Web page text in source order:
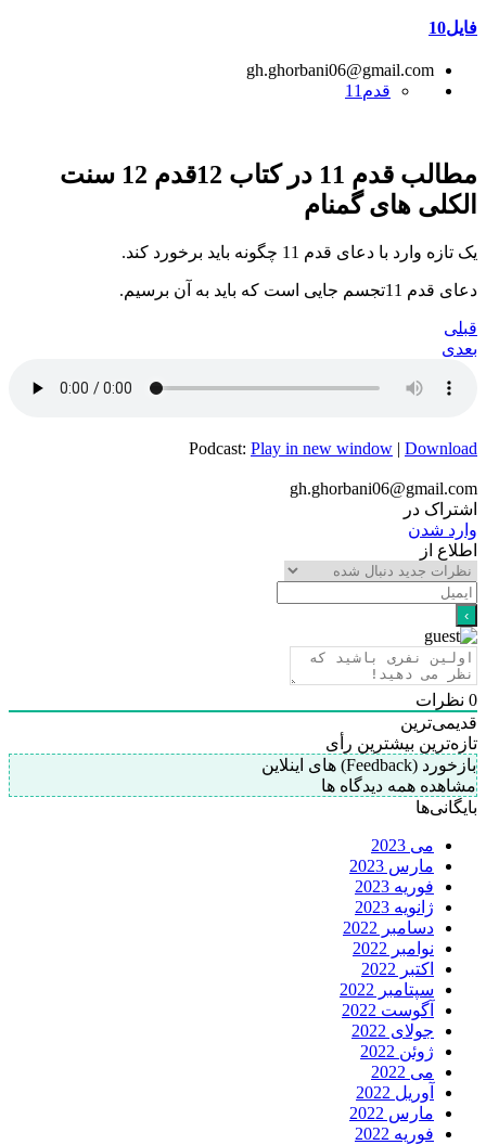
فایل10
gh.ghorbani06@gmail.com
قدم11
مطالب قدم 11 در کتاب 12قدم 12 سنت
الکلی های گمنام
یک تازه وارد با دعای قدم 11 چگونه باید برخورد کند.
دعای قدم 11تجسم جایی است که باید به آن برسیم.
قبلی
بعدی
Podcast: Play in new window | Download
gh.ghorbani06@gmail.com
اشتراک در
وارد شدن
اطلاع از
0 نظرات
قدیمی‌ترین
تازه‌ترین بیشترین رأی
بازخورد (Feedback) های اینلاین
مشاهده همه دیدگاه ها
بایگانی‌ها
می 2023
مارس 2023
فوریه 2023
ژانویه 2023
دسامبر 2022
نوامبر 2022
اکتبر 2022
سپتامبر 2022
آگوست 2022
جولای 2022
ژوئن 2022
می 2022
آوریل 2022
مارس 2022
فوریه 2022